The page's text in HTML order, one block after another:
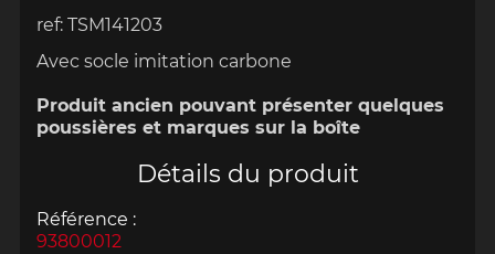
ref: TSM141203
Avec socle imitation carbone
Produit ancien pouvant présenter quelques
poussières et marques sur la boîte
Détails du produit
Référence :
93800012